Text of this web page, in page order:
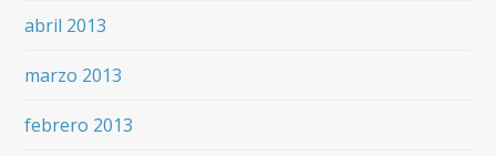
abril 2013
marzo 2013
febrero 2013